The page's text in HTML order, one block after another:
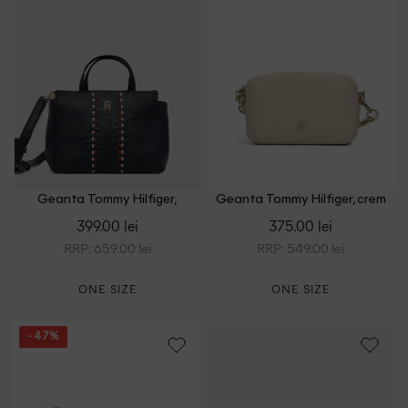
Geanta Tommy Hilfiger,
399.00 lei
RRP: 659.00 lei
ONE SIZE
Geanta Tommy Hilfiger, crem
375.00 lei
RRP: 549.00 lei
ONE SIZE
- 47%